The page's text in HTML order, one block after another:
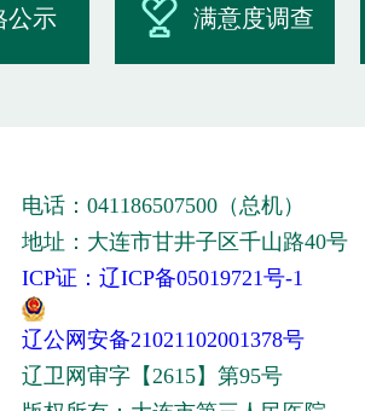
公示 满意度调查
电话：041186507500（总机）
地址：大连市甘井子区千山路40号
ICP证：辽ICP备05019721号-1
辽公网安备21021102001378号
辽卫网审字【2615】第95号